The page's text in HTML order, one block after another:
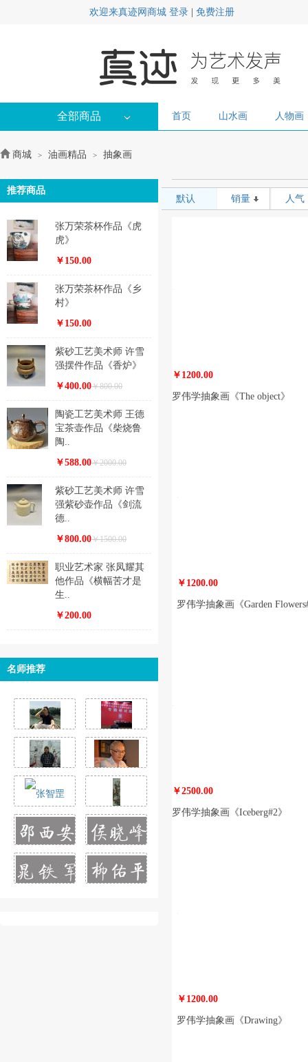
欢迎来真迹网商城 登录 免费注册
全部商品 首页 山水画 人物画
商城 > 油画精品 > 抽象画
推荐商品
张万荣茶杯作品《虎
虎》
￥150.00
张万荣茶杯作品《乡
村》
￥150.00
紫砂工艺美术师 许雪
强摆件作品《香炉》
￥400.00￥800.00
陶瓷工艺美术师 王德
宝茶壶作品《柴烧鲁
陶..
￥588.00￥2000.00
紫砂工艺美术师 许雪
强紫砂壶作品《剑流
德..
￥800.00￥1500.00
职业艺术家 张凤耀其
他作品《横幅苦才是
生..
￥200.00
名师推荐
默认 销量 人气
￥1200.00
罗伟学抽象画《The object》
￥1200.00
罗伟学抽象画《Garden
￥2500.00
罗伟学抽象画《Iceberg#2》
￥1200.00
罗伟学抽象画《Drawing》